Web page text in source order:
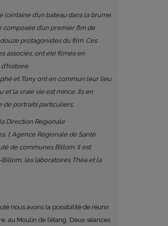
d’un bateau dans la brume.
composée d’un premier flm de
protagonistes du film. Ces
associés, ont été filmés en
et Tony ont en commun leur lieu
et la vraie vie est mince. Ils en
de portraits particuliers.
Direction Régionale
l’ Agence Régionale de Santé
de communes Billom. Il est
les laboratoires Théa et la
nous avons la possibilité de réunir
au Moulin de l’étang. Deux séances